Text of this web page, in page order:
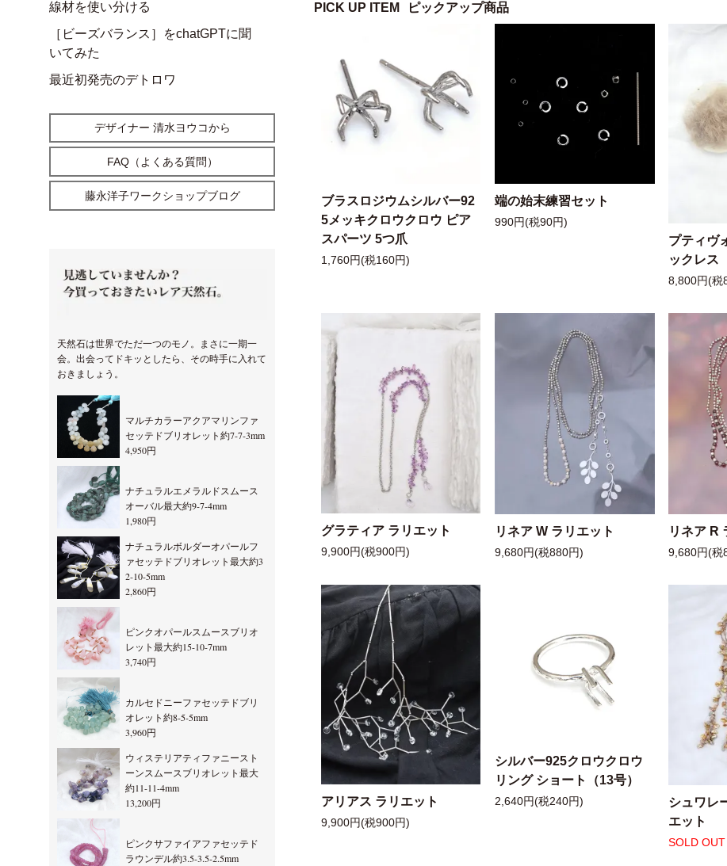
PICK UP ITEM ピックアップ商品
ブラスロジウムシルバー92
5メッキクロウクロウ ピア
スパーツ 5つ爪
1,760円(税160円)
端の始末練習セット
990円(税90円)
プティヴ
ックレス
8,800円(税
グラティア ラリエット
9,900円(税900円)
リネア W ラリエット
9,680円(税880円)
リネア R
9,680円(税
アリアス ラリエット
9,900円(税900円)
シルバー925クロウクロウ
リング ショート（13号）
2,640円(税240円)
シュワレ
エット
SOLD OUT
線材を使い分ける
［ビーズバランス］をchatGPTに聞
いてみた
最近初発売のデトロワ
デザイナー 清水ヨウコから
FAQ（よくある質問）
藤永洋子ワークショップブログ
天然石は世界でただ一つのモノ。まさに一期一
会。出会ってドキッとしたら、その時手に入れて
おきましょう。
マルチカラーアクアマリンファ
セッテドブリオレット約7-7-3mm
4,950円
ナチュラルエメラルドスムース
オーバル最大約9-7-4mm
1,980円
ナチュラルボルダーオパールフ
ァセッテドブリオレット最大約3
2-10-5mm
2,860円
ピンクオパールスムースブリオ
レット最大約15-10-7mm
3,740円
カルセドニーファセッテドブリ
オレット約8-5-5mm
3,960円
ウィステリアティファニースト
ーンスムースブリオレット最大
約11-11-4mm
13,200円
ピンクサファイアファセッテド
ラウンデル約3.5-3.5-2.5mm